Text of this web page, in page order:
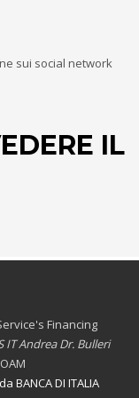
sui social network
IL
Financing
IT Andrea Dr. Bulleri
BANCA DI ITALIA